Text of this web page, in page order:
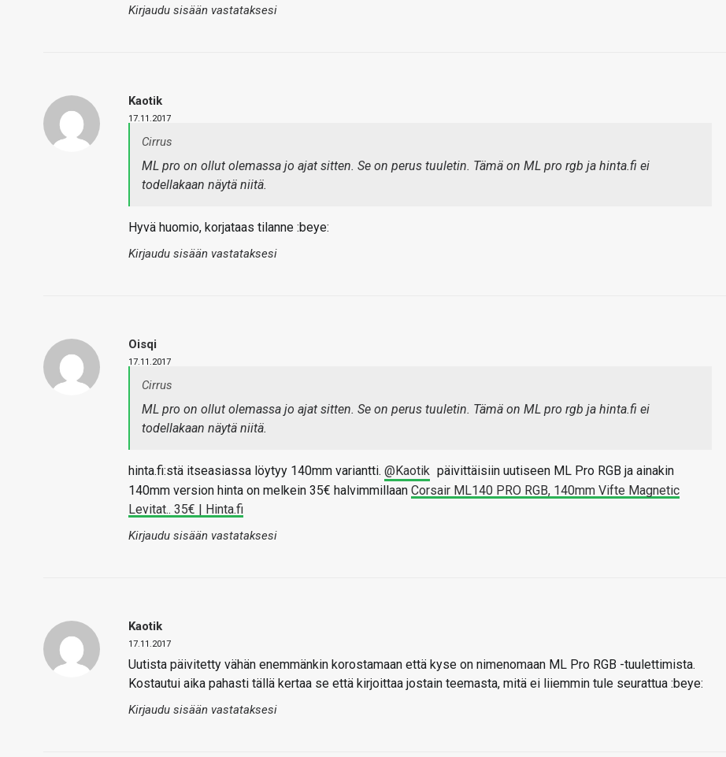
Kirjaudu sisään vastataksesi
Kaotik
17.11.2017
Cirrus
ML pro on ollut olemassa jo ajat sitten. Se on perus tuuletin. Tämä on ML pro rgb ja hinta.fi ei
todellakaan näytä niitä.
Hyvä huomio, korjataas tilanne :beye:
Kirjaudu sisään vastataksesi
Oisqi
17.11.2017
Cirrus
ML pro on ollut olemassa jo ajat sitten. Se on perus tuuletin. Tämä on ML pro rgb ja hinta.fi ei
todellakaan näytä niitä.
hinta.fi:stä itseasiassa löytyy 140mm variantti. @Kaotik päivittäisiin uutiseen ML Pro RGB ja ainakin
140mm version hinta on melkein 35€ halvimmillaan Corsair ML140 PRO RGB, 140mm Vifte Magnetic
Levitat.. 35€ | Hinta.fi
Kirjaudu sisään vastataksesi
Kaotik
17.11.2017
Uutista päivitetty vähän enemmänkin korostamaan että kyse on nimenomaan ML Pro RGB -tuulettimista.
Kostautui aika pahasti tällä kertaa se että kirjoittaa jostain teemasta, mitä ei liiemmin tule seurattua :beye:
Kirjaudu sisään vastataksesi